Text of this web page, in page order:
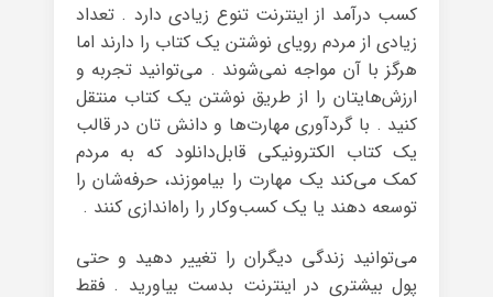
کسب درآمد از اینترنت تنوع زیادی دارد . تعداد
زیادی از مردم رویای نوشتن یک کتاب را دارند اما
هرگز با آن مواجه نمی‌شوند . می‌توانید تجربه و
ارزش‌هایتان را از طریق نوشتن یک کتاب منتقل
کنید . با گردآوری مهارت‌ها و دانش تان در قالب
یک کتاب الکترونیکی قابل‌دانلود که به مردم
کمک می‌کند یک مهارت را بیاموزند، حرفه‌شان را
توسعه دهند یا یک کسب‌وکار را راه‌اندازی کنند .
می‌توانید زندگی دیگران را تغییر دهید و حتی
پول بیشتری در اینترنت بدست بیاورید . فقط